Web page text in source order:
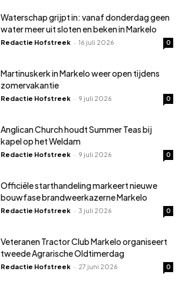
Waterschap grijpt in: vanaf donderdag geen
water meer uit sloten en beken in Markelo
Redactie Hofstreek - 16 juli 2026 0
Martinuskerk in Markelo weer open tijdens
zomervakantie
Redactie Hofstreek - 9 juli 2026 0
Anglican Church houdt Summer Teas bij
kapel op het Weldam
Redactie Hofstreek - 9 juli 2026 0
Officiële starthandeling markeert nieuwe
bouwfase brandweerkazerne Markelo
Redactie Hofstreek - 3 juli 2026 0
Veteranen Tractor Club Markelo organiseert
tweede Agrarische Oldtimerdag
Redactie Hofstreek - 27 juni 2026 0